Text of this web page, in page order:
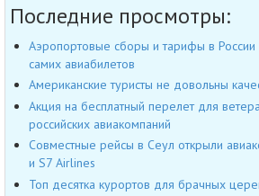
Последние просмотры:
Аэропортовые сборы и тарифы в России
самих авиабилетов
Американские туристы не довольны
Акция на бесплатный перелет для
российских авиакомпаний
Совместные рейсы в Сеул открыли
и S7 Airlines
Топ десятка курортов для брачных